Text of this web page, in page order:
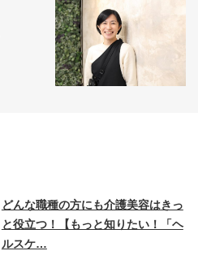
どんな職種の方にも介護美容はきっ
と役立つ！【もっと知りたい！「ヘ
ルスケ…